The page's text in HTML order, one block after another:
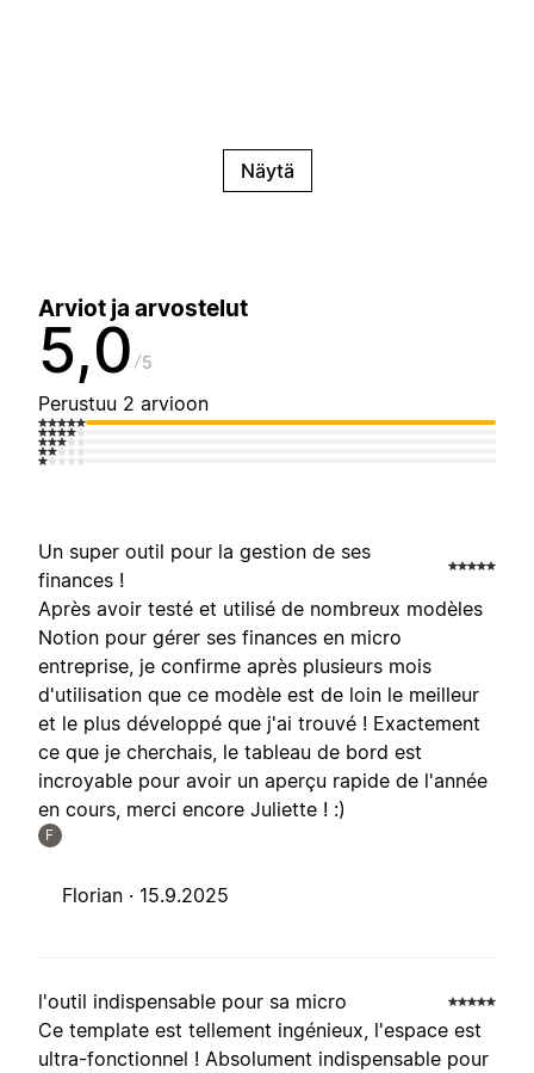
Näytä
Arviot ja arvostelut
5,0 5
Perustuu 2 arvioon
Un super outil pour la gestion de ses
finances !
Après avoir testé et utilisé de nombreux modèles
Notion pour gérer ses finances en micro
entreprise, je confirme après plusieurs mois
d'utilisation que ce modèle est de loin le meilleur
et le plus développé que j'ai trouvé ! Exactement
ce que je cherchais, le tableau de bord est
incroyable pour avoir un aperçu rapide de l'année
en cours, merci encore Juliette ! :)
F
Florian · 15.9.2025
l'outil indispensable pour sa micro
Ce template est tellement ingénieux, l'espace est
ultra-fonctionnel ! Absolument indispensable pour